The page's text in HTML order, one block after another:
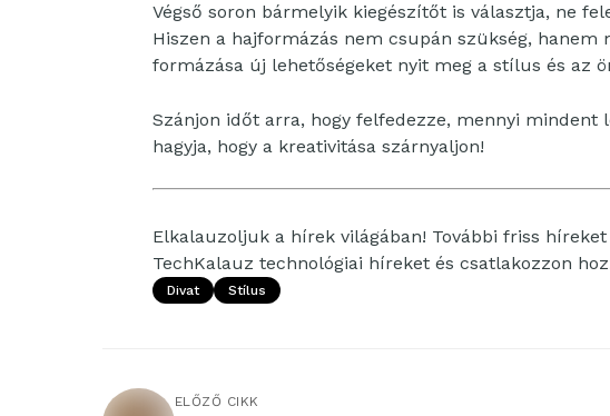
Végső soron bármelyik kiegészítőt is választja, ne
Hiszen a hajformázás nem csupán szükség, hanem
formázása új lehetőségeket nyit meg a stílus és az
Szánjon időt arra, hogy felfedezze, mennyi mindent
hagyja, hogy a kreativitása szárnyaljon!
Elkalauzoljuk a hírek világában! További friss
TechKalauz technológiai híreket és csatlakozzon
Divat Stílus
ELŐZŐ CIKK